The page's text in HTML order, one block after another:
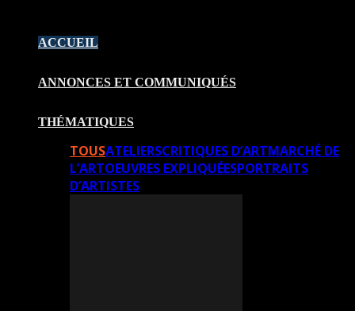
ACCUEIL
ANNONCES ET COMMUNIQUÉS
THÉMATIQUES
TOUSATELIERSCRITIQUES D’ARTMARCHÉ DE
L’ARTOEUVRES EXPLIQUÉESPORTRAITS
D’ARTISTES